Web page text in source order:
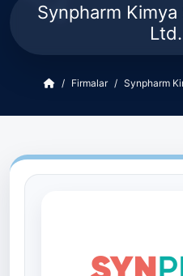
Synpharm
Firmalar Synpharm